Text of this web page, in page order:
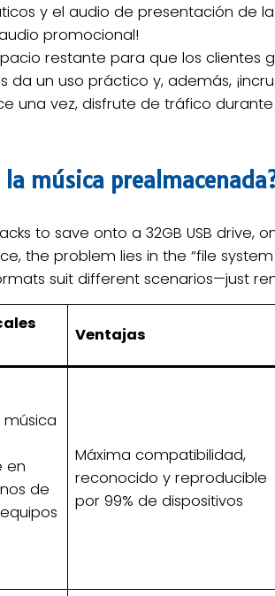
y el audio de presentación de
promocional!
restante para que los clientes
un uso práctico y, además,
una vez, disfrute de tráfico
música
to save onto a 32GB USB drive,
the problem lies in the “file
suit different scenarios—just
Ventajas
música
en
de
Máxima compatibilidad,
reconocido y reproducible
por 99% de dispositivos